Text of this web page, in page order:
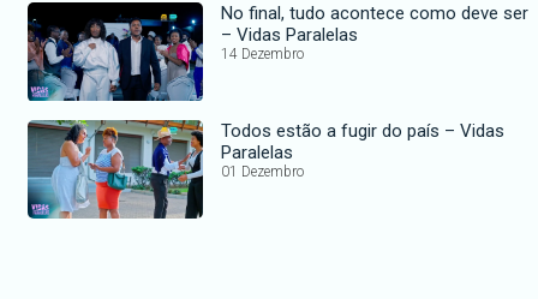
No final, tudo acontece como deve ser
– Vidas Paralelas
14 Dezembro
Todos estão a fugir do país – Vidas
Paralelas
01 Dezembro